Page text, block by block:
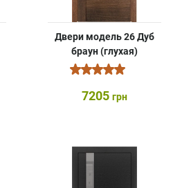
Двери модель 26 Дуб
браун (глухая)
7205 грн